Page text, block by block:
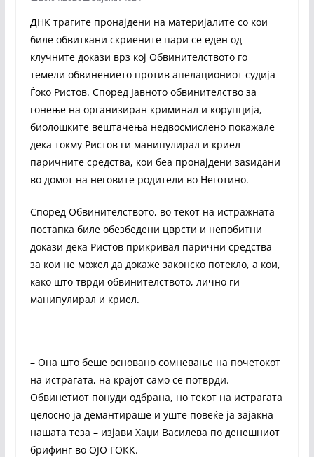
ДНК трагите пронајдени на материјалите со кои
биле обвиткани скриените пари се еден од
клучните докази врз кој Обвинителството го
темели обвинението против апелациониот судија
Ѓоко Ристов. Според Јавното обвинителство за
гонење на организиран криминал и корупција,
биолошките вештачења недвосмислено покажале
дека токму Ристов ги манипулирал и криел
паричните средства, кои беа пронајдени заѕидани
во домот на неговите родители во Неготино.
Според Обвинителството, во текот на истражната
постапка биле обезбедени цврсти и непобитни
докази дека Ристов прикривал парични средства
за кои не можел да докаже законско потекло, а кои,
како што тврди обвинителството, лично ги
манипулирал и криел.
– Она што беше основано сомневање на почетокот
на истрагата, на крајот само се потврди.
Обвинетиот понуди одбрана, но текот на истрагата
целосно ја демантираше и уште повеќе ја зајакна
нашата теза – изјави Хаџи Василева по денешниот
брифинг во ОЈО ГОКК.